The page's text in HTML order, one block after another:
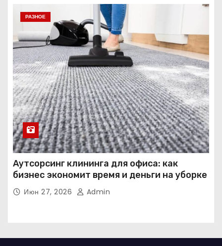
РАЗНОЕ
Аутсорсинг клининга для офиса: как
бизнес экономит время и деньги на уборке
Июн 27, 2026 Admin